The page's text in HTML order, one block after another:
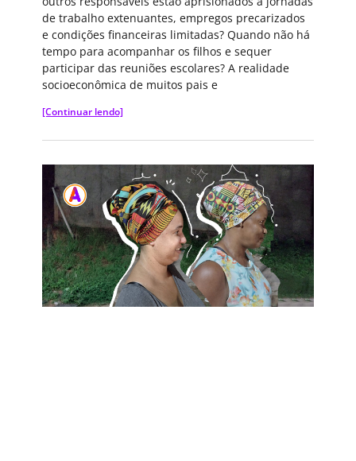
de trabalho extenuantes, empregos precarizados
e condições financeiras limitadas? Quando não há
tempo para acompanhar os filhos e sequer
participar das reuniões escolares? A realidade
socioeconômica de muitos pais e
[Continuar lendo]